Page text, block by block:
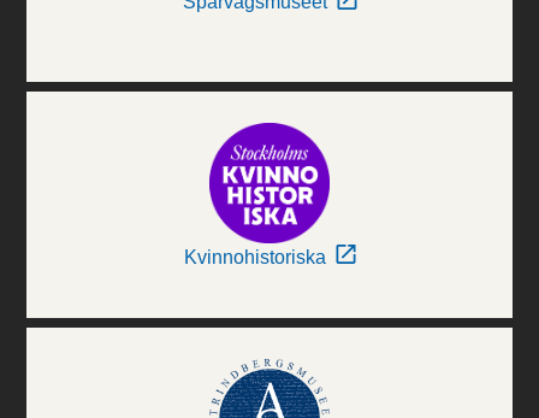
Kvinnohistoriska